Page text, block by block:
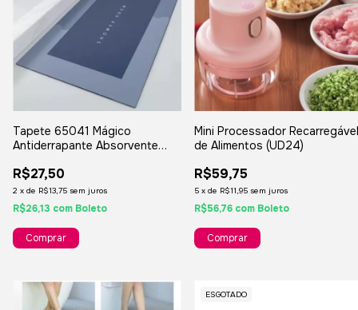
Tapete 65041 Mágico
Antiderrapante Absorvente
R$27,50
2 x de R$13,75 sem juros
R$26,13 com Boleto
Mini Processador Recarregável
de Alimentos (UD24)
R$59,75
5 x de R$11,95 sem juros
R$56,76 com Boleto
ESGOTADO